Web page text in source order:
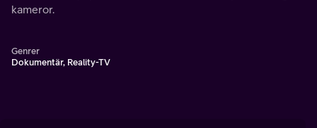
kameror.
Genrer
Dokumentär, Reality-TV